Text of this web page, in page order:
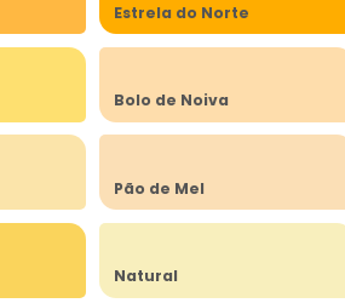
Estrela do Norte
Bolo de Noiva
Pão de Mel
Natural